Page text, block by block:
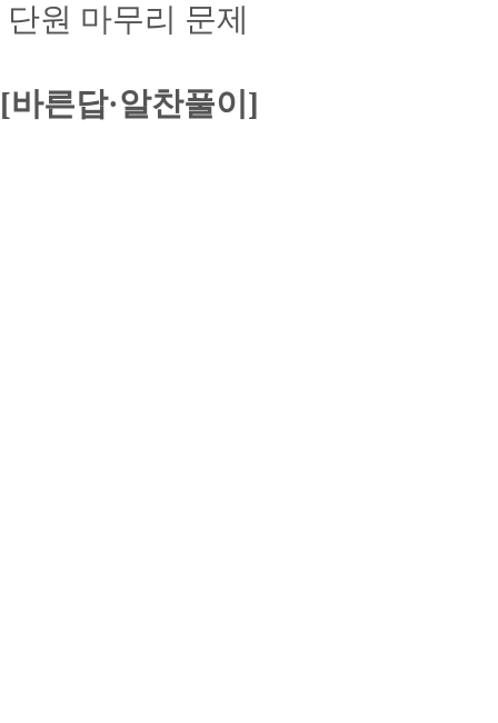
단원 마무리 문제
[바른답·알찬풀이]